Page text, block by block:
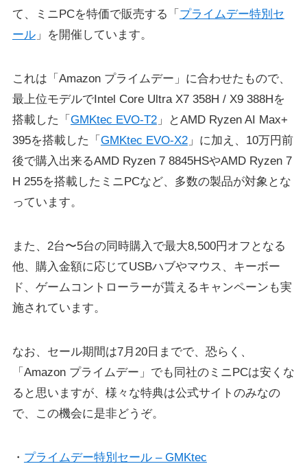
て、ミニPCを特価で販売する「 プライムデー特別セ
ール」を開催しています。
これは「Amazon プライムデー」に合わせたもので、
最上位モデルでIntel Core Ultra X7 358H / X9 388Hを
搭載した「 GMKtec EVO-T2」とAMD Ryzen AI Max+
395を搭載した「 GMKtec EVO-X2」に加え、10万円前
後で購入出来るAMD Ryzen 7 8845HSやAMD Ryzen 7
H 255を搭載したミニPCなど、多数の製品が対象とな
っています。
また、2台〜5台の同時購入で最大8,500円オフとなる
他、購入金額に応じてUSBハブやマウス、キーボー
ド、ゲームコントローラーが貰えるキャンペーンも実
施されています。
なお、セール期間は7月20日までで、恐らく、
「Amazon プライムデー」でも同社のミニPCは安くな
ると思いますが、様々な特典は公式サイトのみなの
で、この機会に是非どうぞ。
・ プライムデー特別セール – GMKtec